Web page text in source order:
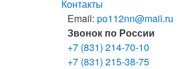
Контакты
Email: po112nn@mail.ru
Звонок по России
+7 (831) 214-70-10
+7 (831) 215-38-75